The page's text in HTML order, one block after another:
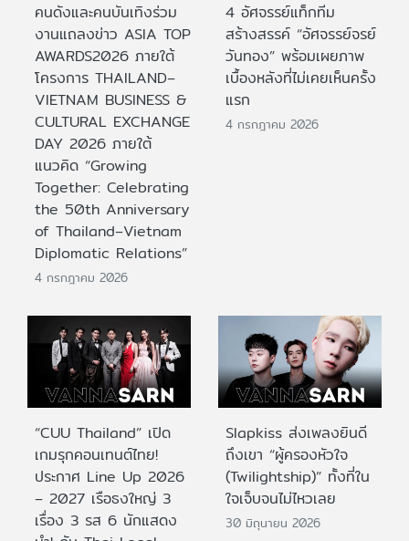
คนดังและคนบันเทิงร่วม
งานแถลงข่าว ASIA TOP
AWARDS2026 ภายใต้
โครงการ THAILAND–
VIETNAM BUSINESS &
CULTURAL EXCHANGE
DAY 2026 ภายใต้
แนวคิด “Growing
Together: Celebrating
the 50th Anniversary
of Thailand–Vietnam
Diplomatic Relations”
4 กรกฎาคม 2026
4 อัศจรรย์แท็กทีม
สร้างสรรค์ “อัศจรรย์จรย์
วันทอง” พร้อมเผยภาพ
เบื้องหลังที่ไม่เคยเห็นครั้ง
แรก
4 กรกฎาคม 2026
“CUU Thailand” เปิด
เกมรุกคอนเทนต์ไทย!
ประกาศ Line Up 2026
– 2027 เรือธงใหญ่ 3
เรื่อง 3 รส 6 นักแสดง
Slapkiss ส่งเพลงยินดี
ถึงเขา “ผู้ครองหัวใจ
(Twilightship)” ทั้งที่ใน
ใจเจ็บจนไม่ไหวเลย
30 มิถุนายน 2026